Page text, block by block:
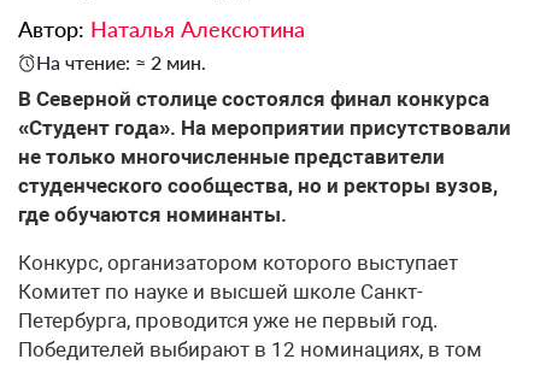
Автор: Наталья Алексютина
На чтение: ≈ 2 мин.
В Северной столице состоялся финал конкурса
«Студент года». На мероприятии присутствовали
не только многочисленные представители
студенческого сообщества, но и ректоры вузов,
где обучаются номинанты.
Конкурс, организатором которого выступает
Комитет по науке и высшей школе Санкт-
Петербурга, проводится уже не первый год.
Победителей выбирают в 12 номинациях, в том